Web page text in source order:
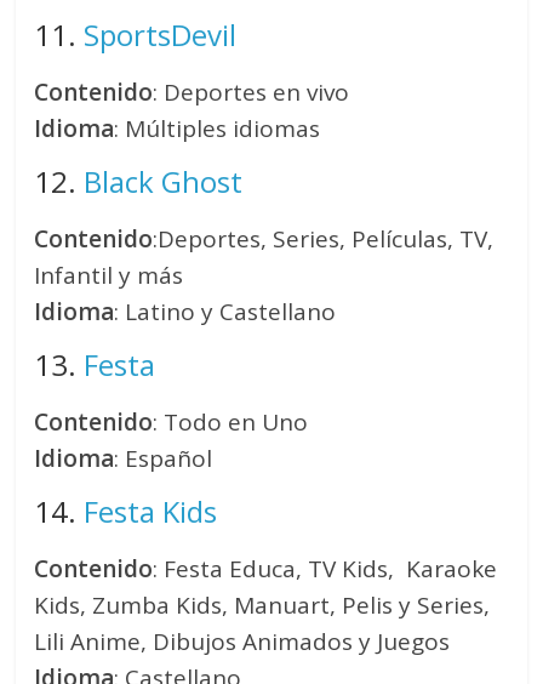
11. SportsDevil
Contenido: Deportes en vivo
Idioma: Múltiples idiomas
12. Black Ghost
Contenido:Deportes, Series, Películas, TV,
Infantil y más
Idioma: Latino y Castellano
13. Festa
Contenido: Todo en Uno
Idioma: Español
14. Festa Kids
Contenido: Festa Educa, TV Kids, Karaoke
Kids, Zumba Kids, Manuart, Pelis y Series,
Lili Anime, Dibujos Animados y Juegos